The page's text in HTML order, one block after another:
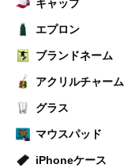
キャップ
エプロン
ブランドネーム
アクリルチャーム
グラス
マウスパッド
iPhoneケース